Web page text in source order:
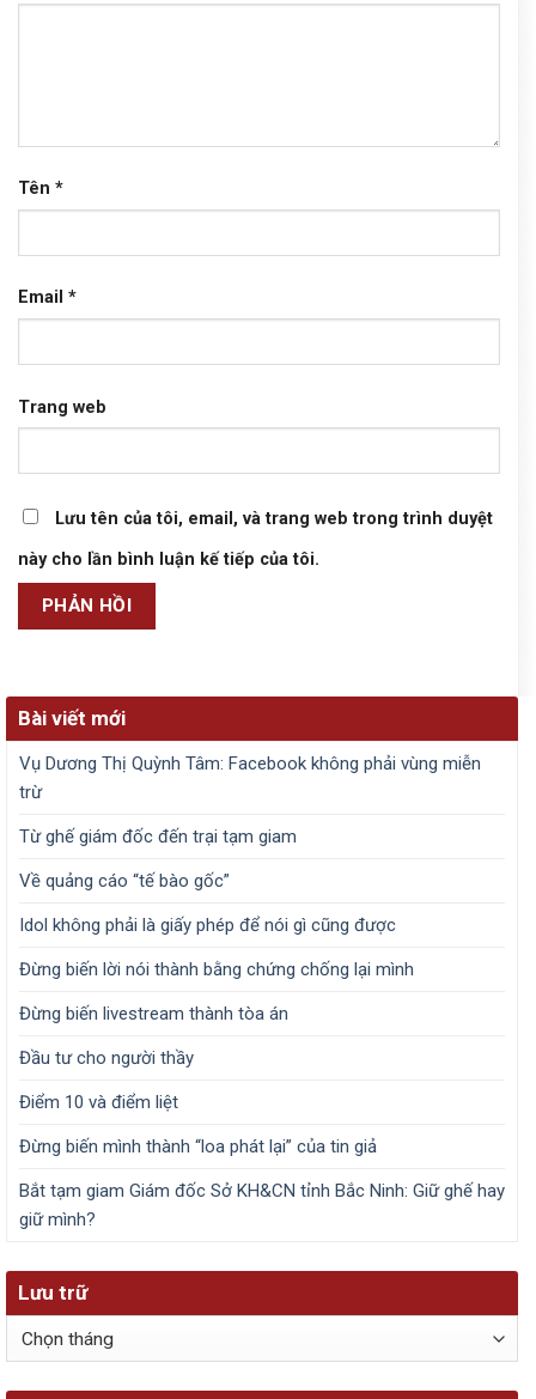
Tên *
Email *
Trang web
Lưu tên của tôi, email, và trang web trong trình duyệt
này cho lần bình luận kế tiếp của tôi.
Bài viết mới
Vụ Dương Thị Quỳnh Tâm: Facebook không phải vùng miễn
trừ
Từ ghế giám đốc đến trại tạm giam
Về quảng cáo “tế bào gốc”
Idol không phải là giấy phép để nói gì cũng được
Đừng biến lời nói thành bằng chứng chống lại mình
Đừng biến livestream thành tòa án
Đầu tư cho người thầy
Điểm 10 và điểm liệt
Đừng biến mình thành “loa phát lại” của tin giả
Bắt tạm giam Giám đốc Sở KH&CN tỉnh Bắc Ninh: Giữ ghế hay
giữ mình?
Lưu trữ
Lưu